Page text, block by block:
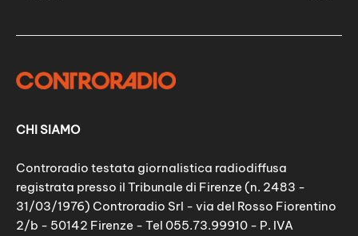
CHI SIAMO
Controradio testata giornalistica radiodiffusa
registrata presso il Tribunale di Firenze (n. 2483 -
31/03/1976) Controradio Srl - via del Rosso Fiorentino
2/b - 50142 Firenze - Tel 055.73.99910 - P. IVA